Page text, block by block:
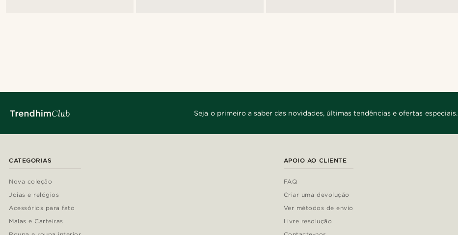
Seja o primeiro a saber das novidades, últimas tendências e ofertas especiais.
CATEGORIAS
Nova coleção
Joias e relógios
Acessórios para fato
Malas e Carteiras
APOIO AO CLIENTE
FAQ
Criar uma devolução
Ver métodos de envio
Livre resolução